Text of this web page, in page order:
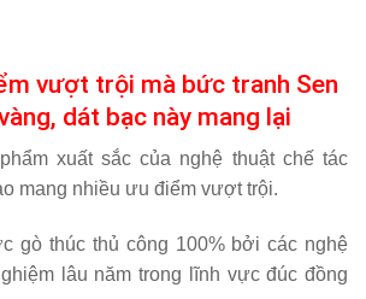
vượt trội mà bức tranh Sen
dát bạc này mang lại
xuất sắc của nghệ thuật chế tác
mang nhiều ưu điểm vượt trội.
gò thúc thủ công 100% bởi các nghệ
lâu năm trong lĩnh vực đúc đồng